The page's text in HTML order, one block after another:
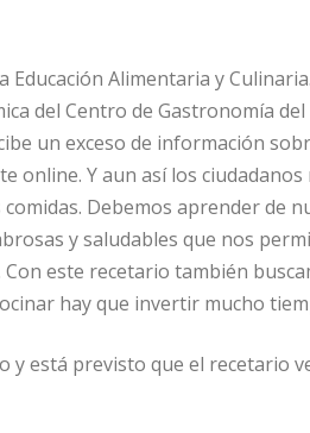
Educación Alimentaria y
del Centro de Gastronomía
un exceso de información
online. Y aun así los
Debemos aprender de
y saludables que nos
este recetario también
hay que invertir mucho
y está previsto que el recetario